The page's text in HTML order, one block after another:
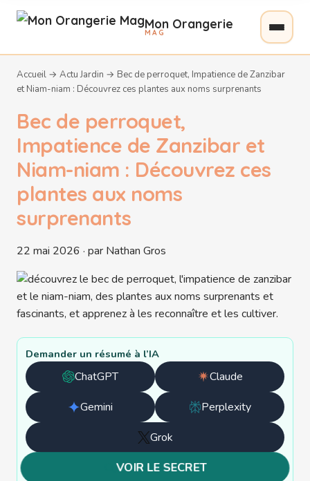
Mon Orangerie
MAG
Accueil → Actu Jardin → Bec de perroquet, Impatience de Zanzibar
et Niam-niam : Découvrez ces plantes aux noms surprenants
Bec de perroquet,
Impatience de Zanzibar et
Niam-niam : Découvrez ces
plantes aux noms
surprenants
22 mai 2026 · par Nathan Gros
Demander un résumé à l’IA
ChatGPT
Ouvrir
avec
Claude
Ouvrir
avec
Claude
Gemini
Ouvrir
Perplexity
Ouvrir
Grok
Ouvrir
avec
VOIR LE SECRET